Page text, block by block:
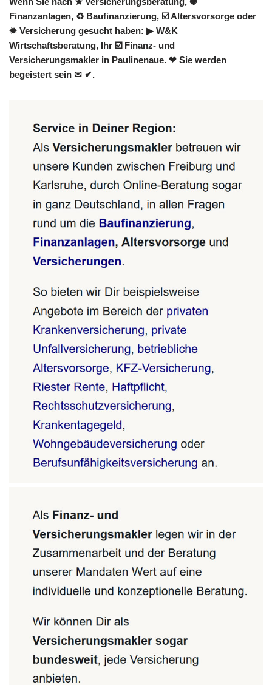
Finanzanlagen, ♻ Baufinanzierung, ☑️ Altersvorsorge oder
✹ Versicherung gesucht haben: ▶︎ W&K
Wirtschaftsberatung, Ihr ☑️ Finanz- und
Versicherungsmakler in Paulinenaue. ❤ Sie werden
begeistert sein ✉ ✔.